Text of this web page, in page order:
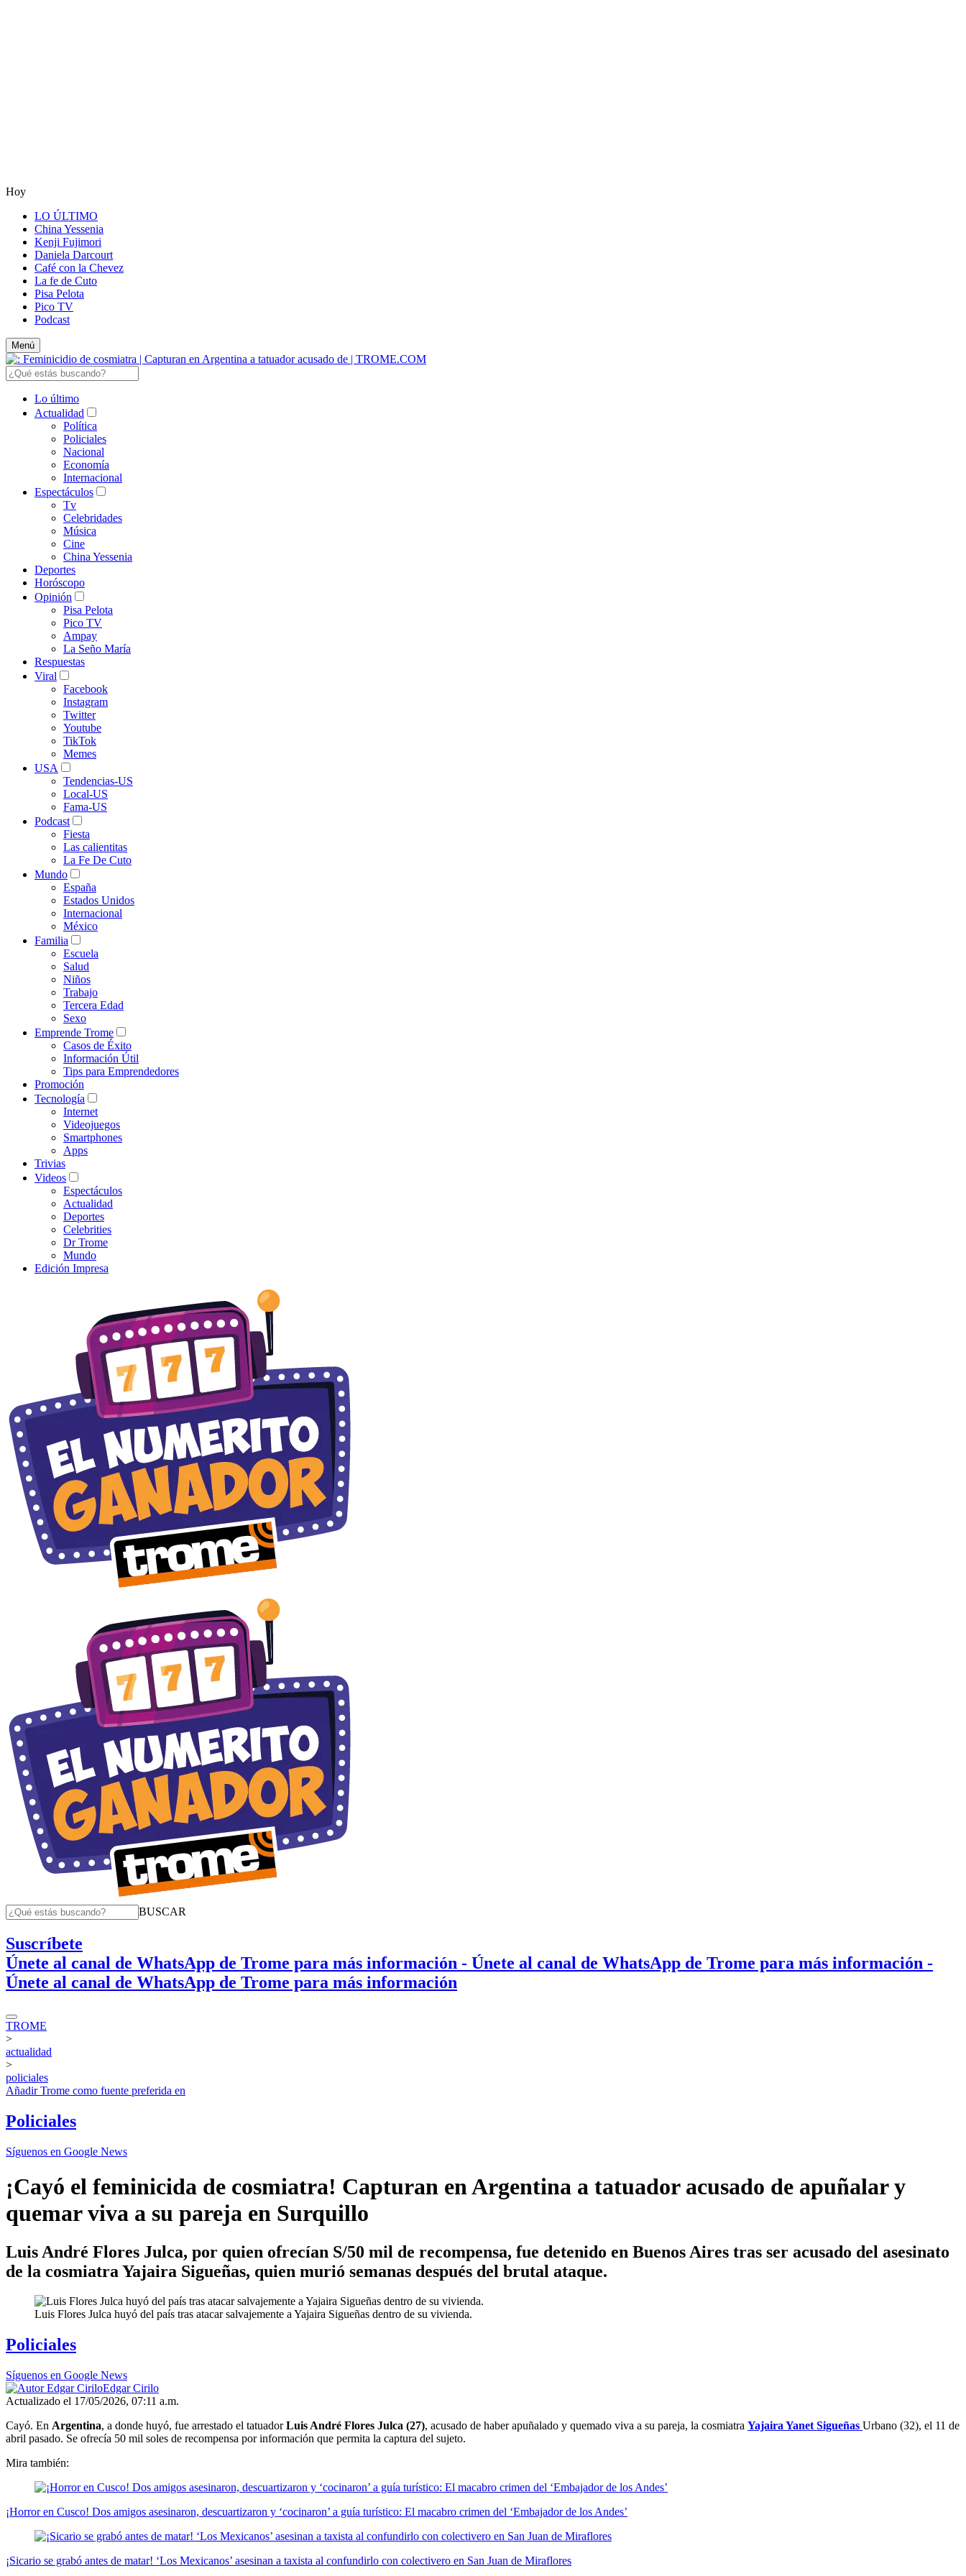
Hoy
LO ÚLTIMO
China Yessenia
Kenji Fujimori
Daniela Darcourt
Café con la Chevez
La fe de Cuto
Pisa Pelota
Pico TV
Podcast
Menú
Lo último
Actualidad
Política
Policiales
Nacional
Economía
Internacional
Espectáculos
Tv
Celebridades
Música
Cine
China Yessenia
Deportes
Horóscopo
Opinión
Pisa Pelota
Pico TV
Ampay
La Seño María
Respuestas
Viral
Facebook
Instagram
Twitter
Youtube
TikTok
Memes
USA
Tendencias-US
Local-US
Fama-US
Podcast
Fiesta
Las calientitas
La Fe De Cuto
Mundo
España
Estados Unidos
Internacional
México
Familia
Escuela
Salud
Niños
Trabajo
Tercera Edad
Sexo
Emprende Trome
Casos de Éxito
Información Útil
Tips para Emprendedores
Promoción
Tecnología
Internet
Videojuegos
Smartphones
Apps
Trivias
Videos
Espectáculos
Actualidad
Deportes
Celebrities
Dr Trome
Mundo
Edición Impresa
BUSCAR
Suscríbete
Únete al canal de WhatsApp de Trome para más información - Únete al canal de WhatsApp de Trome para más información -
Únete al canal de WhatsApp de Trome para más información
TROME
>
actualidad
>
policiales
AñadirTrome como fuente preferida en
Policiales
Síguenos en Google News
¡Cayó el feminicida de cosmiatra! Capturan en Argentina a tatuador acusado de apuñalar y
quemar viva a su pareja en Surquillo
Luis André Flores Julca, por quien ofrecían S/50 mil de recompensa, fue detenido en Buenos Aires tras ser acusado del asesinato
de la cosmiatra Yajaira Sigueñas, quien murió semanas después del brutal ataque.
Luis Flores Julca huyó del país tras atacar salvajemente a Yajaira Sigueñas dentro de su vivienda.
Policiales
Síguenos en Google News
Edgar Cirilo
Actualizado el 17/05/2026, 07:11 a.m.
Cayó. En Argentina, a donde huyó, fue arrestado el tatuadorLuis André Flores Julca (27), acusado de haber apuñalado y quemado viva a su pareja, la cosmiatra Yajaira Yanet Sigueñas Urbano (32), el 11 de
abril pasado. Se ofrecía 50 mil soles de recompensa por información que permita la captura del sujeto.
Mira también:
¡Horror en Cusco! Dos amigos asesinaron, descuartizaron y ‘cocinaron’ a guía turístico: El macabro crimen del ‘Embajador de los Andes’
¡Sicario se grabó antes de matar! ‘Los Mexicanos’ asesinan a taxista al confundirlo con colectivero en San Juan de Miraflores